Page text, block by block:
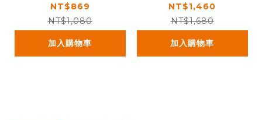
NT$869
NT$1,080
加入購物車
NT$1,460
NT$1,680
加入購物車